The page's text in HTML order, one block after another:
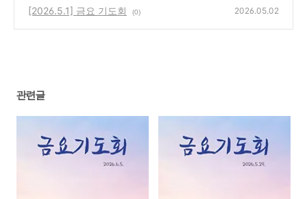
[2026.5.1] 금요 기도회 (0) 2026.05.02
관련글